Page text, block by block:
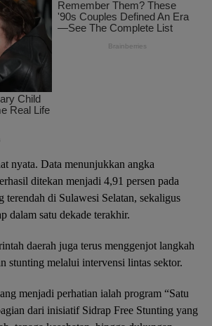
nyata. Data menunjukkan angka
ditekan menjadi 4,91 persen pada
terendah di Sulawesi Selatan, sekaligus
dalam satu dekade terakhir.
daerah juga terus menggenjot langkah
stunting melalui intervensi lintas sektor.
menjadi perhatian ialah program “Satu
dari inisiatif Sidrap Free Stunting yang